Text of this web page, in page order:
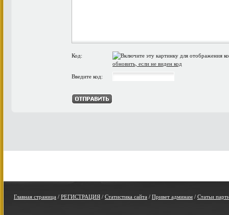
Код:
обновить, если не виден код
Введите код:
Главная страница / РЕГИСТРАЦИЯ / Статистика сайта / Привет админам / Статьи